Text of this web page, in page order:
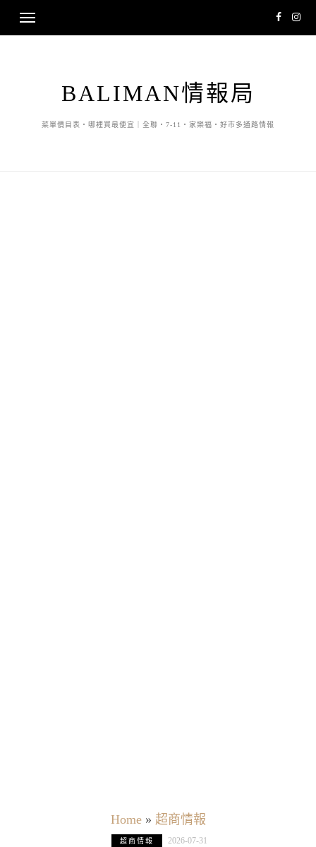
BALIMAN情報局
菜單價目表・哪裡買最便宜｜全聯・7-11・家樂福・好市多通路情報
Home» 超商情報
超商情報 2026-07-31